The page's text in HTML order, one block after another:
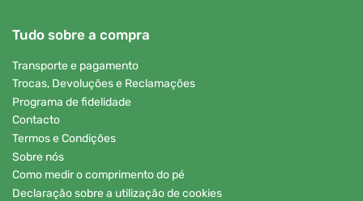
Tudo sobre a compra
Transporte e pagamento
Trocas, Devoluções e Reclamações
Programa de fidelidade
Contacto
Termos e Condições
Sobre nós
Como medir o comprimento do pé
Declaração sobre a utilização de cookies